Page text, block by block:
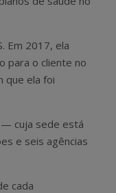
Em 2017, ela
para o cliente no
que ela foi
— cuja sede está
e seis agências
cada